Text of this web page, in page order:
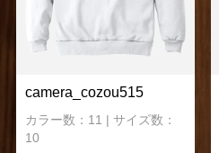
camera_cozou515
カラー数：11 | サイズ数：
10